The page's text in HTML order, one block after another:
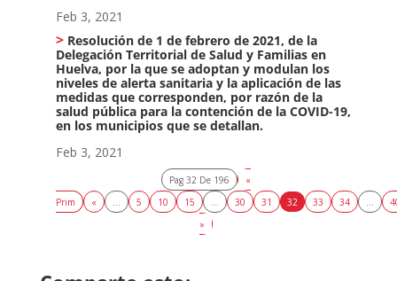
Feb 3, 2021
Resolución de 1 de febrero de 2021, de la
Delegación Territorial de Salud y Familias en
Huelva, por la que se adoptan y modulan los
niveles de alerta sanitaria y la aplicación de las
medidas que corresponden, por razón de la
salud pública para la contención de la COVID-19,
en los municipios que se detallan.
Feb 3, 2021
Pag 32 De 196
«
Prim
« ... 5 10 15 ... 30 31 32 33 34 ...
»